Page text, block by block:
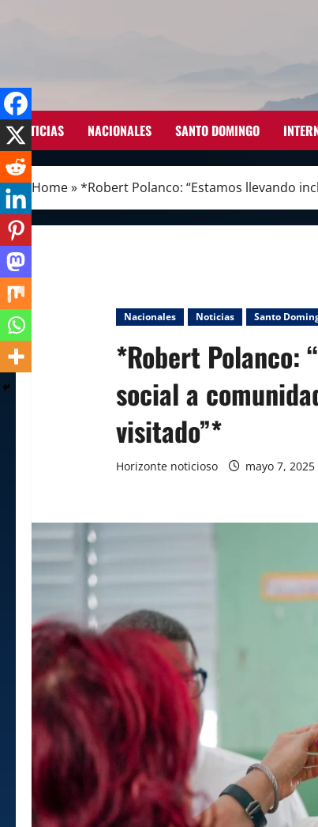
NOTICIAS NACIONALES SANTO DOMINGO
Home»*Robert Polanco: “Estamos llevando
Nacionales Noticias Santo
*Robert Polanco:
social a
visitado”*
Horizonte noticioso mayo 7, 2025